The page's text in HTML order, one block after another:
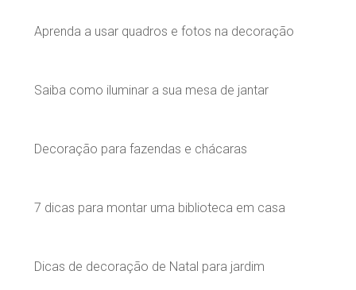
Aprenda a usar quadros e fotos na decoração
Saiba como iluminar a sua mesa de jantar
Decoração para fazendas e chácaras
7 dicas para montar uma biblioteca em casa
Dicas de decoração de Natal para jardim